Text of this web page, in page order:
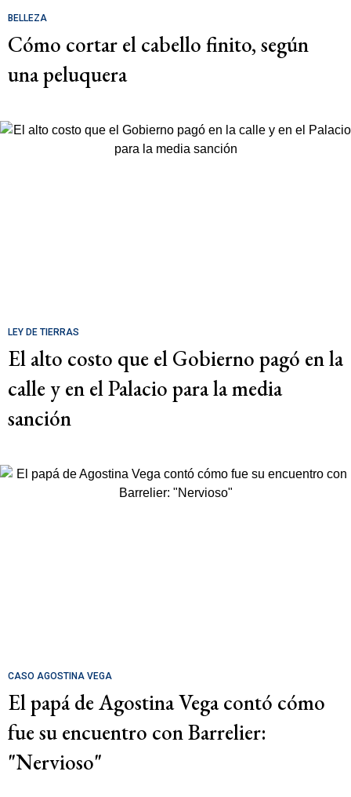
BELLEZA
Cómo cortar el cabello finito, según
una peluquera
LEY DE TIERRAS
El alto costo que el Gobierno pagó en la
calle y en el Palacio para la media
sanción
CASO AGOSTINA VEGA
El papá de Agostina Vega contó cómo
fue su encuentro con Barrelier:
"Nervioso"